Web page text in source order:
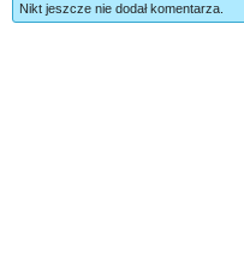
Nikt jeszcze nie dodał komentarza.